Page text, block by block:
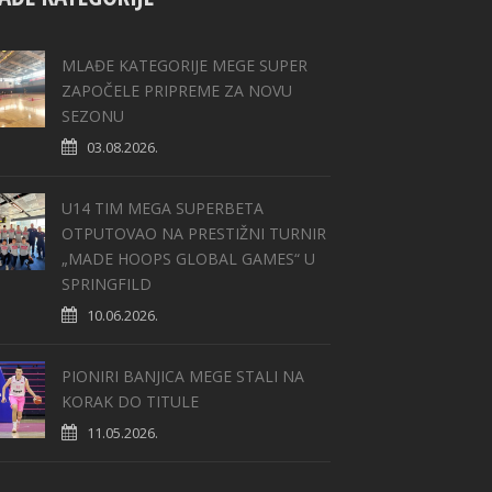
MLAĐE KATEGORIJE MEGE SUPER
ZAPOČELE PRIPREME ZA NOVU
SEZONU
03.08.2026.
U14 TIM MEGA SUPERBETA
OTPUTOVAO NA PRESTIŽNI TURNIR
„MADE HOOPS GLOBAL GAMES“ U
SPRINGFILD
10.06.2026.
PIONIRI BANJICA MEGE STALI NA
KORAK DO TITULE
11.05.2026.